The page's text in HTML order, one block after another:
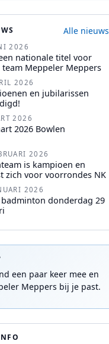
Alle nieuws
2026
nationale titel voor
team Meppeler Meppers
2026
en jubilarissen
2026
2026 Bowlen
2026
is kampioen en
zich voor voorrondes NK
2026
badminton donderdag 29
een paar keer mee en
Meppers bij je past.